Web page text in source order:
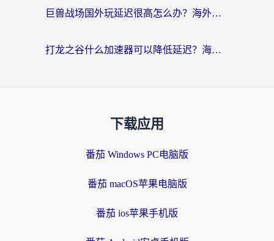
巨兽战场国外玩延迟很高怎么办？海外党亲测的国服游戏加速解决方案
打龙之谷什么加速器可以降低延迟？海外玩家亲测有效的国服加速指南
下载应用
番茄 Windows PC电脑版
番茄 macOS苹果电脑版
番茄 ios苹果手机版